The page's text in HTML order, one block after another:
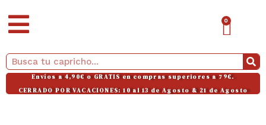
0
Buscar
Envíos a 4,90€ o GRATIS en compras superiores a 79€.
CERRADO POR VACACIONES: 10 al 13 de Agosto & 21 de Agosto